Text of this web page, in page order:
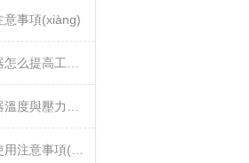
意事項(xiàng)
提高工作效率
與壓力的要求
意事項(xiàng)